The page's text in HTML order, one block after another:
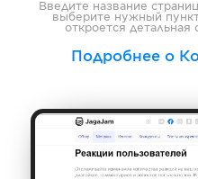
Введите название
выберите нужный
откроется детальная
Подробнее о